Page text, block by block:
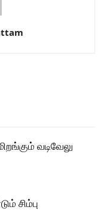
வடிவேலு
சிம்பு